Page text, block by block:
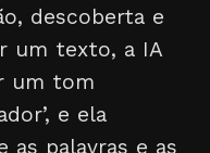
descoberta e
um texto, a IA
um tom
e ela
as palavras e as